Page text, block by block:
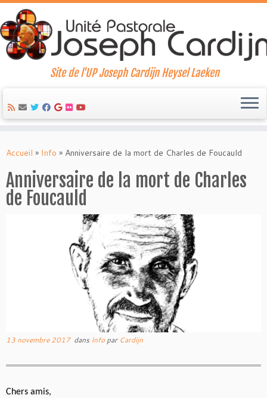
to
Site de l'UP Joseph Cardijn Heysel Laeken
Accueil » Info » Anniversaire de la mort de Charles de Foucauld
Anniversaire de la mort de Charles
de Foucauld
13 novembre 2017dans Info par Cardijn
Chers amis,